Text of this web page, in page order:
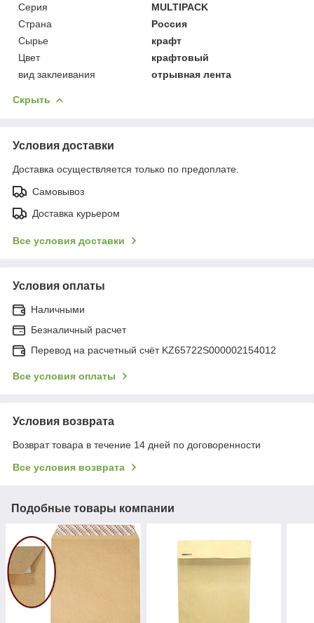
Серия
MULTIPACK
Страна
Россия
Сырье
крафт
Цвет
крафтовый
вид заклеивания
отрывная лента
Скрыть
Условия доставки
Доставка осуществляется только по предоплате.
Самовывоз
Доставка курьером
Все условия доставки
Условия оплаты
Наличными
Безналичный расчет
Перевод на расчетный счёт KZ65722S000002154012
Все условия оплаты
Условия возврата
Возврат товара в течение 14 дней по договоренности
Все условия возврата
Подобные товары компании